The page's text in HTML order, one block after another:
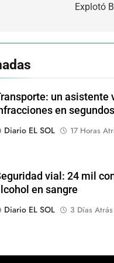
Explotó
un asistente
en segundos
Diario EL SOL
17 Horas
vial: 24 mil
en sangre
Diario EL SOL
3 Días Atrás